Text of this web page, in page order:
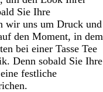
Sie Ihre
wir uns um Druck und
den Moment, in dem
bei einer Tasse Tee
Denn sobald Sie Ihre
festliche